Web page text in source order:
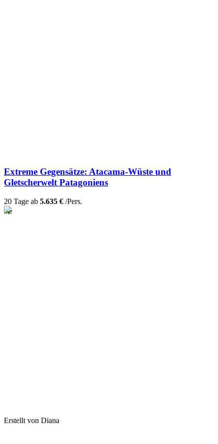
Extreme Gegensätze: Atacama-Wüste und
Gletscherwelt Patagoniens
20 Tage ab 5.635 € /Pers.
Erstellt von Diana